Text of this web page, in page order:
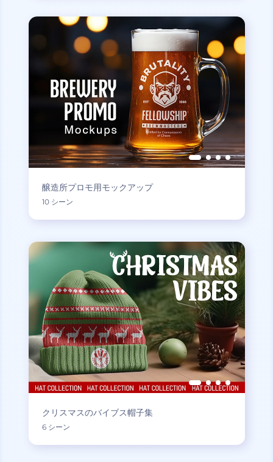
醸造所プロモ用モックアップ
10 シーン
クリスマスのバイブス帽子集
6 シーン